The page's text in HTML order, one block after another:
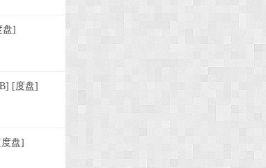
盘]
[度盘]
盘]